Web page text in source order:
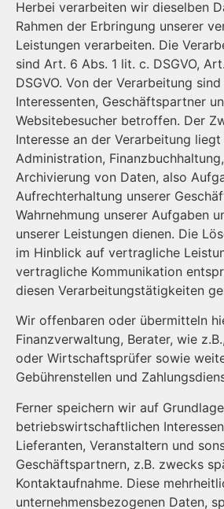
Herbei verarbeiten wir dieselben
Rahmen der Erbringung unserer
Leistungen verarbeiten. Die
sind Art. 6 Abs. 1 lit. c. DSGVO,
DSGVO. Von der Verarbeitung sind
Interessenten, Geschäftspartner
Websitebesucher betroffen. Der
Interesse an der Verarbeitung
Administration,
Archivierung von Daten, also
Aufrechterhaltung unserer
Wahrnehmung unserer Aufgaben
unserer Leistungen dienen. Die
im Hinblick auf vertragliche
vertragliche Kommunikation
diesen Verarbeitungstätigkeiten
Wir offenbaren oder übermitteln
Finanzverwaltung, Berater, wie
oder Wirtschaftsprüfer sowie
Gebührenstellen und
Ferner speichern wir auf
betriebswirtschaftlichen
Lieferanten, Veranstaltern und
Geschäftspartnern, z.B. zwecks
Kontaktaufnahme. Diese
unternehmensbezogenen Daten,